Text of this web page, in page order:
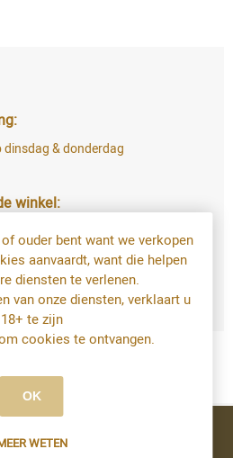
dinsdag & donderdag
winkel:
bestelling staat 4u later al
zondag en maandag kan u
afhalen
ouder bent want we verkopen
aanvaardt, want die helpen
diensten te verlenen.
van onze diensten, verklaart u
18+ te zijn
cookies te ontvangen.
OK
WETEN